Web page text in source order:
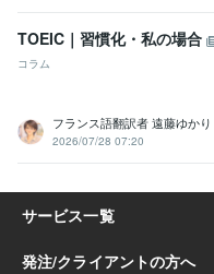
TOEIC｜習慣化・私の場合
コラム
フランス語翻訳者 遠藤ゆかり
2026/07/28 07:20